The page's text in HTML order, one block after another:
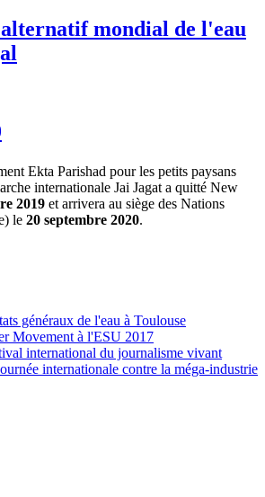
mondial de l'eau
Ekta Parishad pour les petits paysans
internationale Jai Jagat a quitté New
2019 et arrivera au siège des Nations
le 20 septembre 2020.
généraux de l'eau à Toulouse
Movement à l'ESU 2017
international du journalisme vivant
internationale contre la méga-industrie